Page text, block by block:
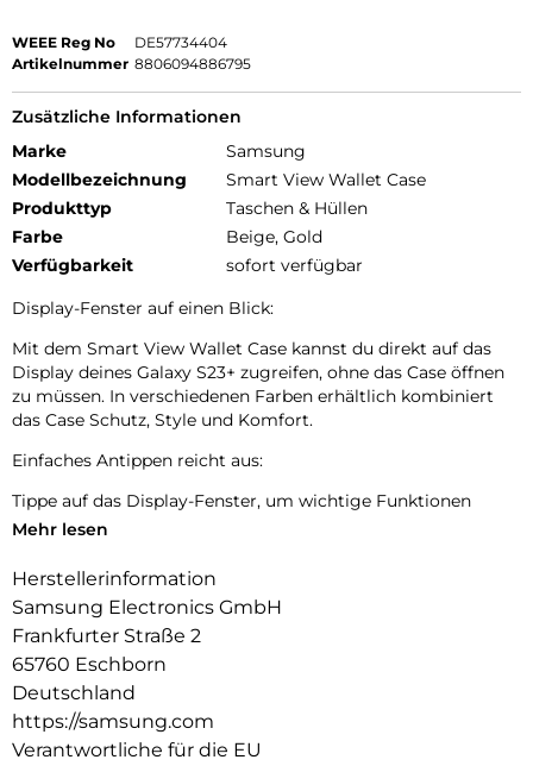
WEEE Reg No
DE57734404
Artikelnummer 8806094886795
Zusätzliche Informationen
Marke
Samsung
Modellbezeichnung
Smart View Wallet Case
Produkttyp
Taschen & Hüllen
Farbe
Beige, Gold
Verfügbarkeit
sofort verfügbar
Display-Fenster auf einen Blick:
Mit dem Smart View Wallet Case kannst du direkt auf das
Display deines Galaxy S23+ zugreifen, ohne das Case öffnen
zu müssen. In verschiedenen Farben erhältlich kombiniert
das Case Schutz, Style und Komfort.
Einfaches Antippen reicht aus:
Tippe auf das Display-Fenster, um wichtige Funktionen
schnell bedienen zu können, z.B. um einen Anruf
geschlossen ist.
Mit deinem Smartphone Wichtiges gut aufbewahren:
Stecke deine häufig genutzte Karte einfach in dein Smart
View Wallet Case, damit sie griffbereit und gut verstaut ist.
Mehr lesen
Herstellerinformation
Samsung Electronics GmbH
Frankfurter Straße 2
65760 Eschborn
Deutschland
https://samsung.com
Verantwortliche für die EU